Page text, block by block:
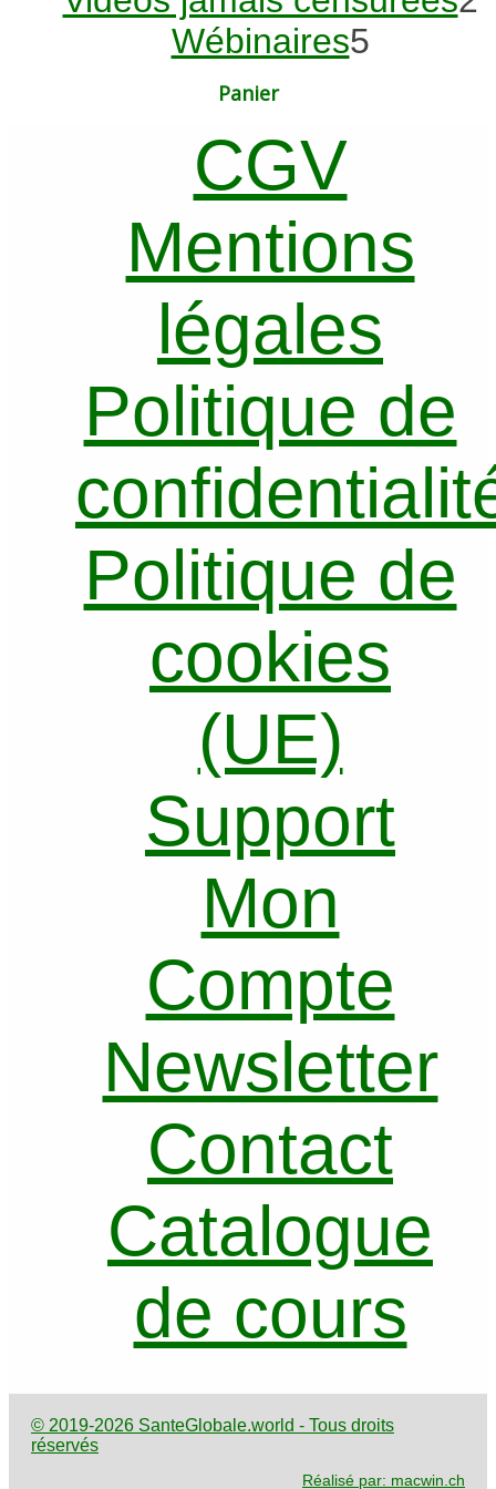
Wébinaires55
Panier
CGV
Mentions
légales
Politique de
Politique de
cookies
(UE)
Support
Mon
Compte
Newsletter
Contact
Catalogue
de cours
© 2019-2026 SanteGlobale.world - Tous droits
réservés
Réalisé par: macwin.ch